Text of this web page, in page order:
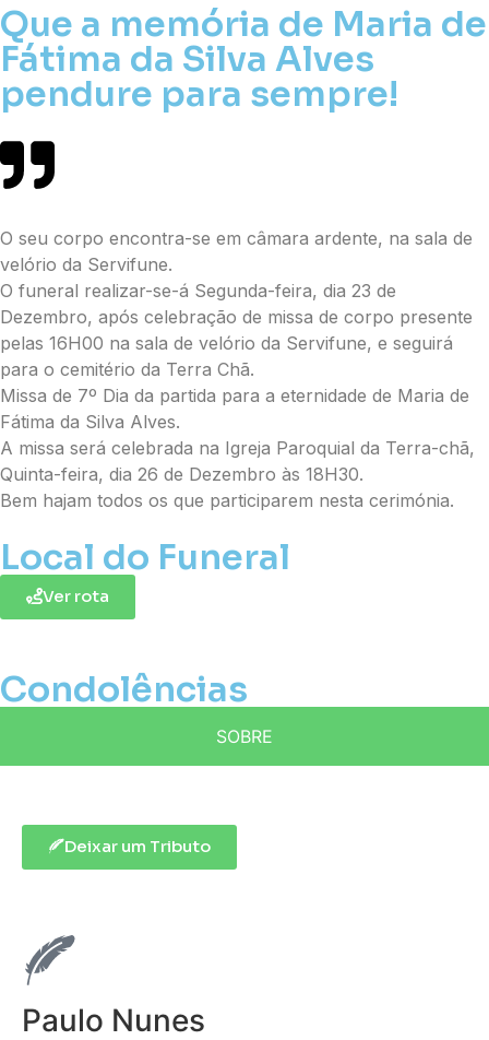
Que a memória de Maria de
Fátima da Silva Alves
pendure para sempre!
O seu corpo encontra-se em câmara ardente, na sala de
velório da Servifune.
O funeral realizar-se-á Segunda-feira, dia 23 de
Dezembro, após celebração de missa de corpo presente
pelas 16H00 na sala de velório da Servifune, e seguirá
para o cemitério da Terra Chã.
Missa de 7º Dia da partida para a eternidade de Maria de
Fátima da Silva Alves.
A missa será celebrada na Igreja Paroquial da Terra-chã,
Quinta-feira, dia 26 de Dezembro às 18H30.
Bem hajam todos os que participarem nesta cerimónia.
Local do Funeral
Ver rota
Condolências
SOBRE
Deixar um Tributo
Paulo Nunes